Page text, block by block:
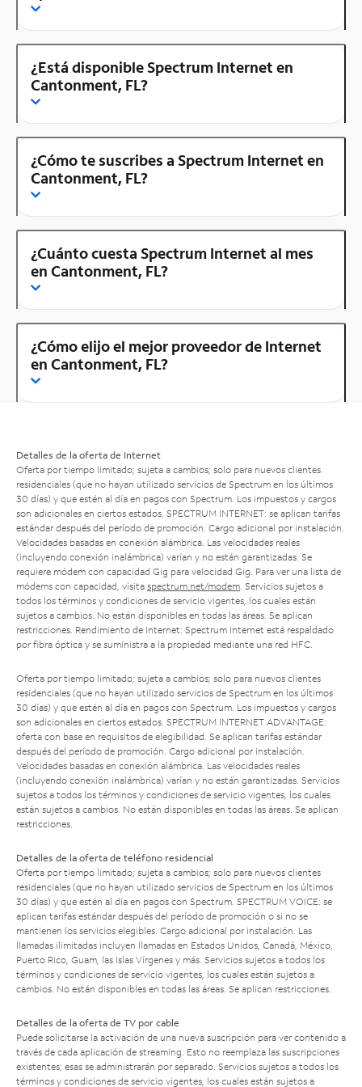
¿Está disponible Spectrum Internet en
Cantonment, FL?
¿Cómo te suscribes a Spectrum Internet en
Cantonment, FL?
¿Cuánto cuesta Spectrum Internet al mes
en Cantonment, FL?
¿Cómo elijo el mejor proveedor de Internet
en Cantonment, FL?
Detalles de la oferta de Internet
Oferta por tiempo limitado; sujeta a cambios; solo para nuevos clientes
residenciales (que no hayan utilizado servicios de Spectrum en los últimos
30 días) y que estén al día en pagos con Spectrum. Los impuestos y cargos
son adicionales en ciertos estados. SPECTRUM INTERNET: se aplican tarifas
estándar después del período de promoción. Cargo adicional por instalación.
Velocidades basadas en conexión alámbrica. Las velocidades reales
(incluyendo conexión inalámbrica) varían y no están garantizadas. Se
requiere módem con capacidad Gig para velocidad Gig. Para ver una lista de
módems con capacidad, visita spectrum.net/modem . Servicios sujetos a
todos los términos y condiciones de servicio vigentes, los cuales están
sujetos a cambios. No están disponibles en todas las áreas. Se aplican
restricciones. Rendimiento de Internet: Spectrum Internet está respaldado
por fibra óptica y se suministra a la propiedad mediante una red HFC.
Oferta por tiempo limitado; sujeta a cambios; solo para nuevos clientes
residenciales (que no hayan utilizado servicios de Spectrum en los últimos
30 días) y que estén al día en pagos con Spectrum. Los impuestos y cargos
son adicionales en ciertos estados. SPECTRUM INTERNET ADVANTAGE:
oferta con base en requisitos de elegibilidad. Se aplican tarifas estándar
después del período de promoción. Cargo adicional por instalación.
Velocidades basadas en conexión alámbrica. Las velocidades reales
(incluyendo conexión inalámbrica) varían y no están garantizadas. Servicios
sujetos a todos los términos y condiciones de servicio vigentes, los cuales
están sujetos a cambios. No están disponibles en todas las áreas. Se aplican
restricciones.
Detalles de la oferta de teléfono residencial
Oferta por tiempo limitado; sujeta a cambios; solo para nuevos clientes
residenciales (que no hayan utilizado servicios de Spectrum en los últimos
30 días) y que estén al día en pagos con Spectrum. SPECTRUM VOICE: se
aplican tarifas estándar después del período de promoción o si no se
mantienen los servicios elegibles. Cargo adicional por instalación. Las
llamadas ilimitadas incluyen llamadas en Estados Unidos, Canadá, México,
Puerto Rico, Guam, las Islas Vírgenes y más. Servicios sujetos a todos los
términos y condiciones de servicio vigentes, los cuales están sujetos a
cambios. No están disponibles en todas las áreas. Se aplican restricciones.
Detalles de la oferta de TV por cable
Puede solicitarse la activación de una nueva suscripción para ver contenido a
través de cada aplicación de streaming. Esto no reemplaza las suscripciones
existentes; esas se administrarán por separado. Servicios sujetos a todos los
términos y condiciones de servicio vigentes, los cuales están sujetos a